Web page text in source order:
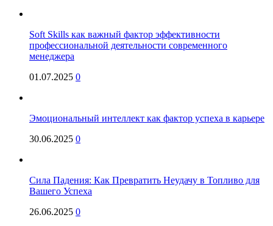
Soft Skills как важный фактор эффективности
профессиональной деятельности современного
менеджера
01.07.2025 0
Эмоциональный интеллект как фактор успеха в карьере
30.06.2025 0
Сила Падения: Как Превратить Неудачу в Топливо для
Вашего Успеха
26.06.2025 0